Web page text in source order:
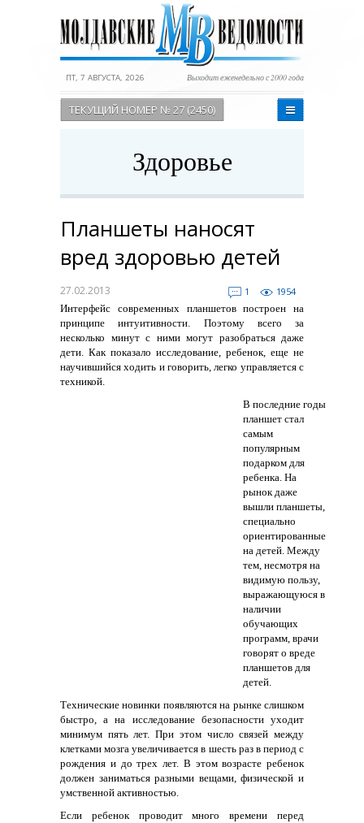
ПТ, 7 АВГУСТА, 2026 Выходит еженедельно с 2000 года
ТЕКУЩИЙ НОМЕР № 27 (2450)
Здоровье
Планшеты наносят
вред здоровью детей
27.02.2013 1
1954
Интерфейс современных планшетов построен на
принципе интуитивности. Поэтому всего за
несколько минут с ними могут разобраться даже
дети. Как показало исследование, ребенок, еще не
научившийся ходить и говорить, легко управляется с
техникой.
В последние годы
планшет стал
самым
популярным
подарком для
ребенка. На
рынок даже
вышли планшеты,
специально
ориентированные
на детей. Между
тем, несмотря на
видимую пользу,
выражающуюся в
наличии
обучающих
программ, врачи
говорят о вреде
планшетов для
детей.
Технические новинки появляются на рынке слишком
быстро, а на исследование безопасности уходит
минимум пять лет. При этом число связей между
клетками мозга увеличивается в шесть раз в период с
рождения и до трех лет. В этом возрасте ребенок
должен заниматься разными вещами, физической и
умственной активностью.
Если ребенок проводит много времени перед